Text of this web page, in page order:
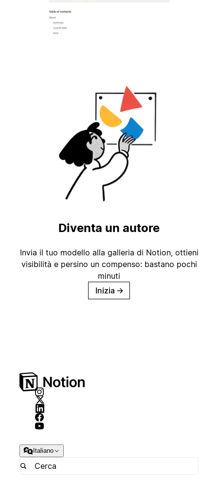
Diventa un autore
Invia il tuo modello alla galleria di Notion, ottieni
visibilità e persino un compenso: bastano pochi
minuti
Inizia →
Italiano